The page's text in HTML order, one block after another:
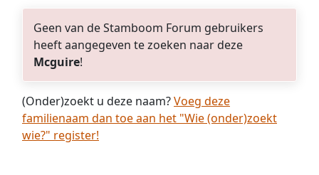
Geen van de Stamboom Forum gebruikers
heeft aangegeven te zoeken naar deze
Mcguire!
(Onder)zoekt u deze naam?Voeg deze
familienaam dan toe aan het "Wie (onder)zoekt
wie?" register!